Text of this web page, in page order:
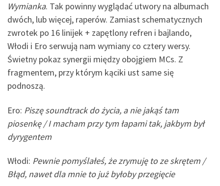
Wymianka. Tak powinny wyglądać utwory na albumach
dwóch, lub więcej, raperów. Zamiast schematycznych
zwrotek po 16 linijek + zapętlony refren i bajlando,
Włodi i Ero serwują nam wymiany co cztery wersy.
Świetny pokaz synergii między obojgiem MCs. Z
fragmentem, przy którym kąciki ust same się
podnoszą.
Ero: Piszę soundtrack do życia, a nie jakąś tam
piosenkę / I macham przy tym łapami tak, jakbym był
dyrygentem
Włodi: Pewnie pomyślałeś, że zrymuję to ze skrętem /
Błąd, nawet dla mnie to już byłoby przegięcie